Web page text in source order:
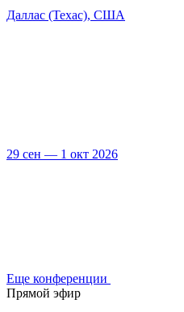
Даллас (Техас), США
29 сен — 1 окт 2026
Еще конференции
Прямой эфир